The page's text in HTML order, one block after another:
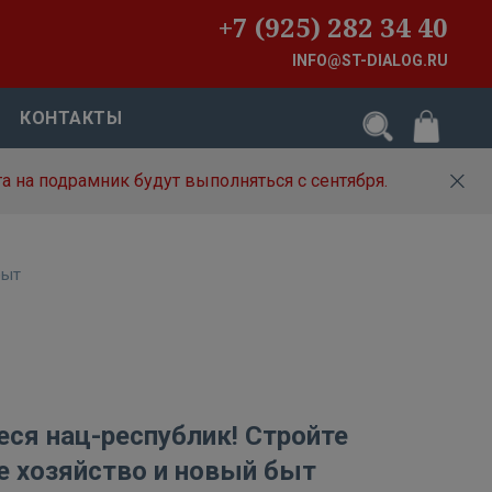
+7 (925) 282 34 40
INFO@ST-DIALOG.RU
КОНТАКТЫ
подрамник будут выполняться с сентября.
нац-республик! Стройте
хозяйство и новый быт